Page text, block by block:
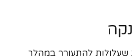
שעלולות להתעורר במהלך